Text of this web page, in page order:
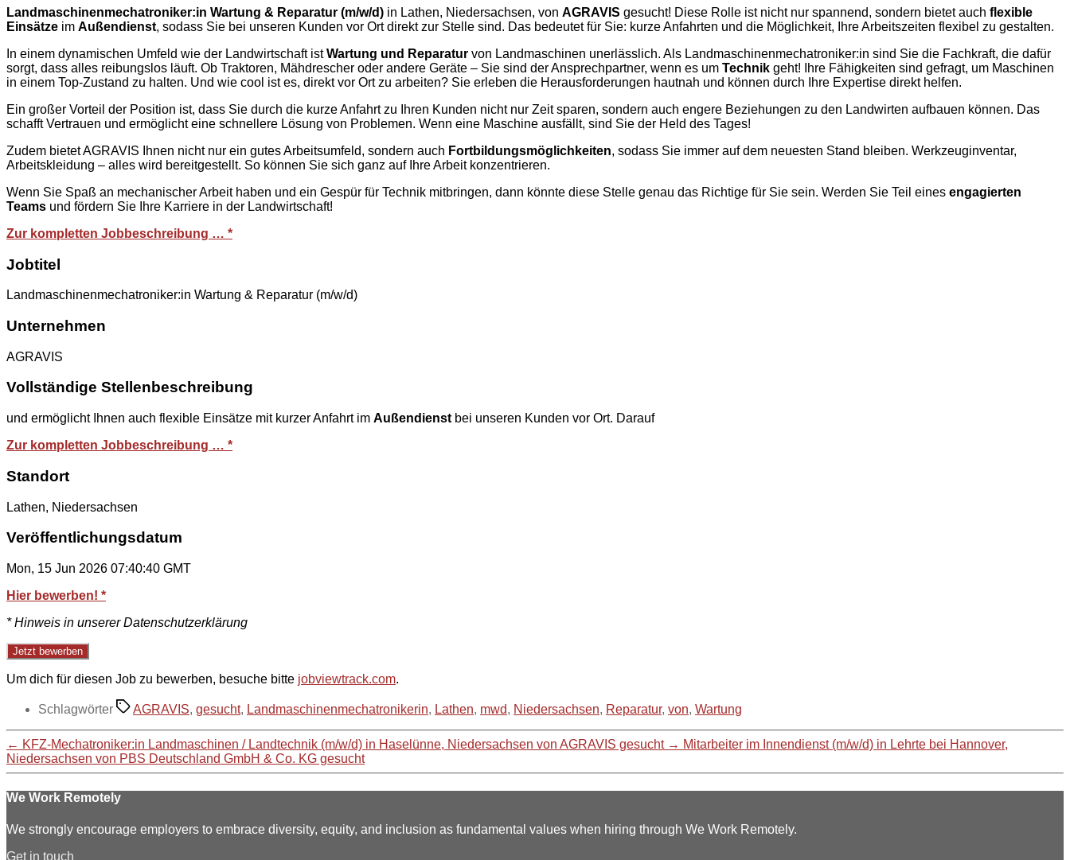
Landmaschinenmechatroniker:in Wartung & Reparatur (m/w/d) in Lathen, Niedersachsen, von AGRAVIS gesucht! Diese Rolle ist nicht nur spannend, sondern bietet auch flexible
Einsätze im Außendienst, sodass Sie bei unseren Kunden vor Ort direkt zur Stelle sind. Das bedeutet für Sie: kurze Anfahrten und die Möglichkeit, Ihre Arbeitszeiten flexibel zu gestalten.
In einem dynamischen Umfeld wie der Landwirtschaft istWartung und Reparatur von Landmaschinen unerlässlich. Als Landmaschinenmechatroniker:in sind Sie die Fachkraft, die dafür
sorgt, dass alles reibungslos läuft. Ob Traktoren, Mähdrescher oder andere Geräte – Sie sind der Ansprechpartner, wenn es um Technik geht! Ihre Fähigkeiten sind gefragt, um Maschinen
in einem Top-Zustand zu halten. Und wie cool ist es, direkt vor Ort zu arbeiten? Sie erleben die Herausforderungen hautnah und können durch Ihre Expertise direkt helfen.
Ein großer Vorteil der Position ist, dass Sie durch die kurze Anfahrt zu Ihren Kunden nicht nur Zeit sparen, sondern auch engere Beziehungen zu den Landwirten aufbauen können. Das
schafft Vertrauen und ermöglicht eine schnellere Lösung von Problemen. Wenn eine Maschine ausfällt, sind Sie der Held des Tages!
Zudem bietet AGRAVIS Ihnen nicht nur ein gutes Arbeitsumfeld, sondern auch Fortbildungsmöglichkeiten, sodass Sie immer auf dem neuesten Stand bleiben. Werkzeuginventar,
Arbeitskleidung – alles wird bereitgestellt. So können Sie sich ganz auf Ihre Arbeit konzentrieren.
Wenn Sie Spaß an mechanischer Arbeit haben und ein Gespür für Technik mitbringen, dann könnte diese Stelle genau das Richtige für Sie sein. Werden Sie Teil eines engagierten
Teams und fördern Sie Ihre Karriere in der Landwirtschaft!
Zur kompletten Jobbeschreibung … *
Jobtitel
Landmaschinenmechatroniker:in Wartung & Reparatur (m/w/d)
Unternehmen
AGRAVIS
Vollständige Stellenbeschreibung
und ermöglicht Ihnen auch flexible Einsätze mit kurzer Anfahrt im Außendienst bei unseren Kunden vor Ort. Darauf
Zur kompletten Jobbeschreibung … *
Standort
Lathen, Niedersachsen
Veröffentlichungsdatum
Mon, 15 Jun 2026 07:40:40 GMT
Hier bewerben! *
* Hinweis in unserer Datenschutzerklärung
Um dich für diesen Job zu bewerben, besuche bitte jobviewtrack.com.
Schlagwörter AGRAVIS, gesucht, Landmaschinenmechatronikerin, Lathen, mwd, Niedersachsen, Reparatur, von, Wartung
← KFZ-Mechatroniker:in Landmaschinen / Landtechnik (m/w/d) in Haselünne, Niedersachsen von AGRAVIS gesucht → Mitarbeiter im Innendienst (m/w/d) in Lehrte bei Hannover,
Niedersachsen von PBS Deutschland GmbH & Co. KG gesucht
We Work Remotely
We strongly encourage employers to embrace diversity, equity, and inclusion as fundamental values when hiring through We Work Remotely.
Get in touch